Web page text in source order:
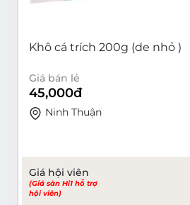
Khô cá trích 200g (de nhỏ )
Giá bán lẻ
45,000đ
Ninh Thuận
Giá hội viên
(Giá sàn Hi1 hỗ trợ
hội viên)